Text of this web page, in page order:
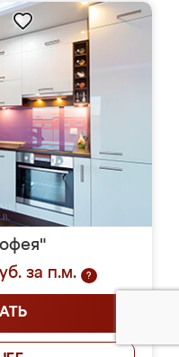
за п.м.
?